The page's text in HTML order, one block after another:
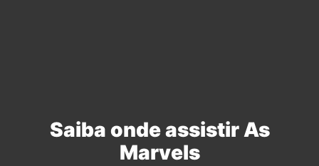
Saiba onde assistir As
Marvels